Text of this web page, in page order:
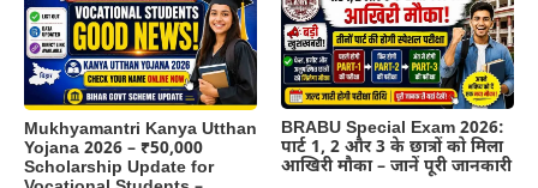
Mukhyamantri Kanya Utthan
Yojana 2026 – ₹50,000
Scholarship Update for
BRABU Special Exam 2026:
पार्ट 1, 2 और 3 के छात्रों को मिला
आखिरी मौका – जानें पूरी जानकारी